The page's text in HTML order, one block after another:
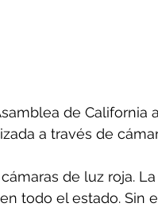
de California
a través de
de luz roja.
todo el estado. Sin